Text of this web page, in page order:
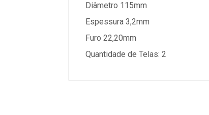
Diâmetro 115mm
Espessura 3,2mm
Furo 22,20mm
Quantidade de Telas: 2